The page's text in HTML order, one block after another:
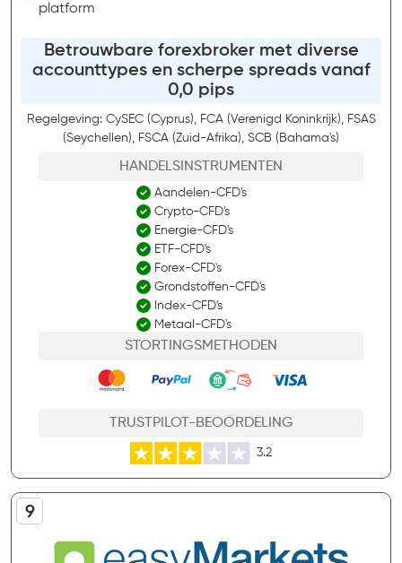
platform
Betrouwbare forexbroker met diverse
accounttypes en scherpe spreads vanaf
0,0 pips
Regelgeving: CySEC (Cyprus), FCA (Verenigd Koninkrijk), FSAS
(Seychellen), FSCA (Zuid-Afrika), SCB (Bahama's)
HANDELSINSTRUMENTEN
Aandelen-CFD's
Crypto-CFD's
Energie-CFD's
ETF-CFD's
Forex-CFD's
Grondstoffen-CFD's
Index-CFD's
Metaal-CFD's
STORTINGSMETHODEN
TRUSTPILOT-BEOORDELING
3.2